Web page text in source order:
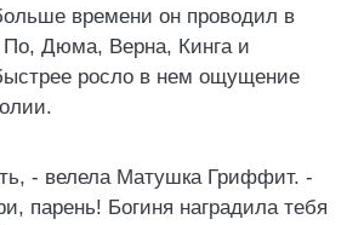
времени он проводил в
По, Дюма, Верна, Кинга и
росло в нем ощущение
- велела Матушка Гриффит. -
парень! Богиня наградила тебя